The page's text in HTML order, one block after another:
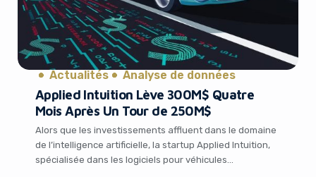
Actualités Analyse de données
Applied Intuition Lève 300M$ Quatre
Mois Après Un Tour de 250M$
Alors que les investissements affluent dans le domaine
de l’intelligence artificielle, la startup Applied Intuition,
spécialisée dans les logiciels pour véhicules